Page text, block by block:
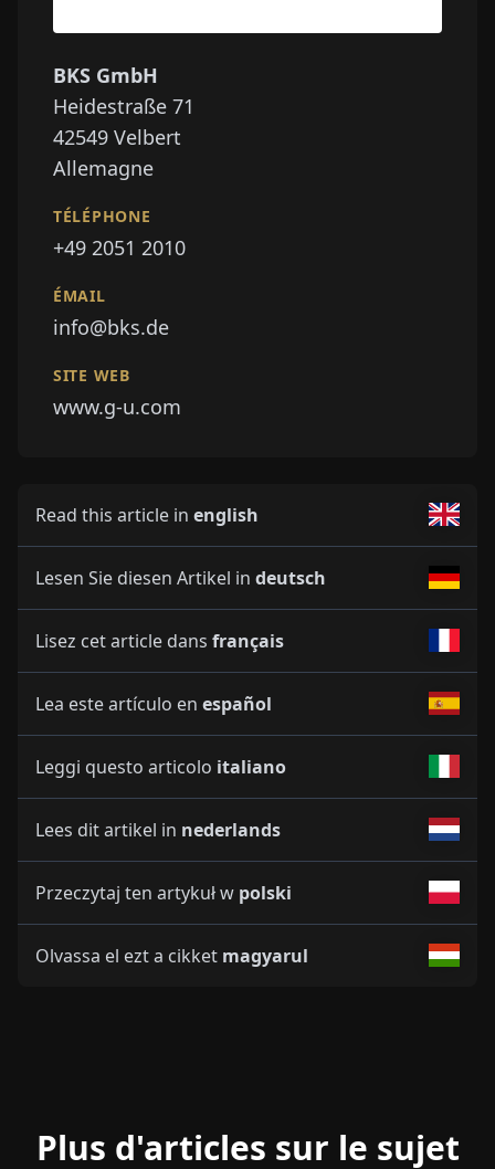
BKS GmbH
Heidestraße 71
42549 Velbert
Allemagne
TÉLÉPHONE
+49 2051 2010
ÉMAIL
info@bks.de
SITE WEB
www.g-u.com
Read this article in english
Lesen Sie diesen Artikel in deutsch
Lisez cet article dans français
Lea este artículo en español
Leggi questo articolo italiano
Lees dit artikel in nederlands
Przeczytaj ten artykuł w polski
Olvassa el ezt a cikket magyarul
Plus d'articles sur le sujet